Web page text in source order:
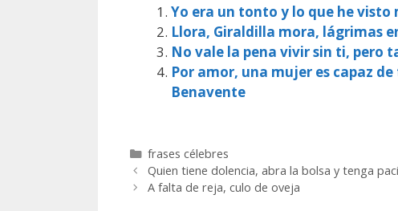
Yo era un tonto y lo que he
Llora, Giraldilla mora, lágrimas
No vale la pena vivir sin ti, pero
Por amor, una mujer es capaz
Benavente
Categorías
frases célebres
Quien tiene dolencia, abra la bolsa y tenga
A falta de reja, culo de oveja